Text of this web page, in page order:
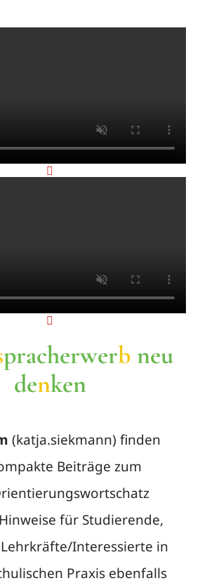
pracherwerb neu
denken
(katja.siekmann) finden
Beiträge zum
für Studierende,
Interessierte in
Praxis ebenfalls